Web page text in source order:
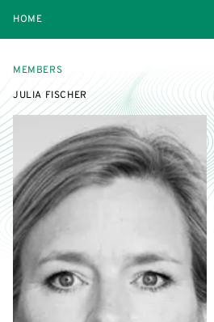
HOME
MEMBERS
JULIA FISCHER